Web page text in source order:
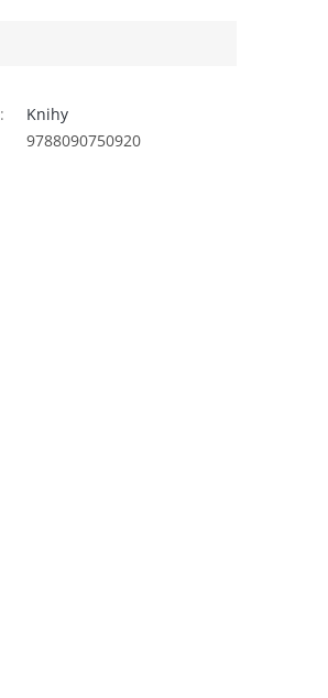
:
Knihy
9788090750920